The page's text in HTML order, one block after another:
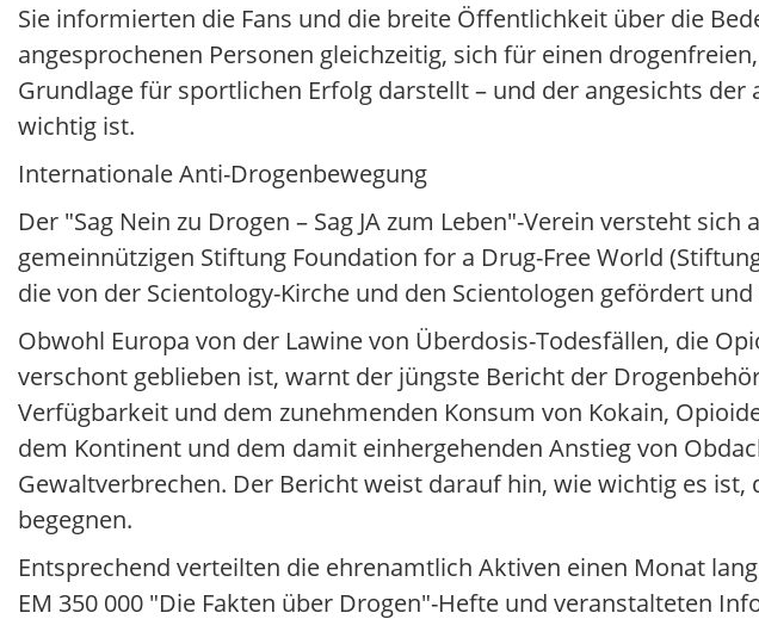
Sie informierten die Fans und die breite Öffentlichkeit über die
angesprochenen Personen gleichzeitig, sich für einen
Grundlage für sportlichen Erfolg darstellt – und der angesichts
wichtig ist.
Internationale Anti-Drogenbewegung
Der "Sag Nein zu Drogen – Sag JA zum Leben"-Verein versteht
gemeinnützigen Stiftung Foundation for a Drug-Free World
die von der Scientology-Kirche und den Scientologen gefördert
Obwohl Europa von der Lawine von Überdosis-Todesfällen, die
verschont geblieben ist, warnt der jüngste Bericht der
Verfügbarkeit und dem zunehmenden Konsum von Kokain,
dem Kontinent und dem damit einhergehenden Anstieg von
Gewaltverbrechen. Der Bericht weist darauf hin, wie wichtig es
begegnen.
Entsprechend verteilten die ehrenamtlich Aktiven einen Monat
EM 350 000 "Die Fakten über Drogen"-Hefte und veranstalteten